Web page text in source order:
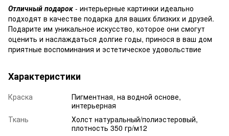
Отличный подарок - интерьерные картинки идеально
подходят в качестве подарка для ваших близких и друзей.
Подарите им уникальное искусство, которое они смогут
оценить и наслаждаться долгие годы, принося в ваш дом
приятные воспоминания и эстетическое удовольствие
Характеристики
Краска
Пигментная, на водной основе,
интерьерная
Ткань
Холст натуральный/полиэстеровый,
плотность 350 гр/м12